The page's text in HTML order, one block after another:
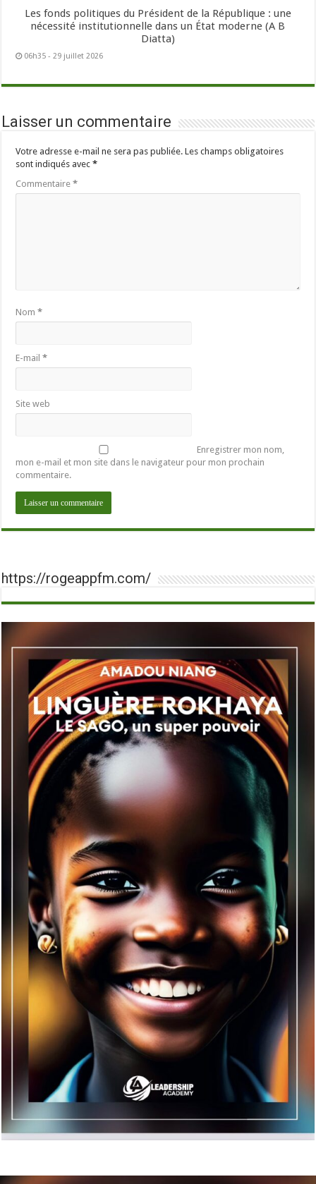
Les fonds politiques du Président de la République : une
nécessité institutionnelle dans un État moderne (A B
Diatta)
06h35 - 29 juillet 2026
Laisser un commentaire
Votre adresse e-mail ne sera pas publiée. Les champs obligatoires
sont indiqués avec*
Commentaire*
Nom*
E-mail*
Site web
Enregistrer mon nom,
mon e-mail et mon site dans le navigateur pour mon prochain
commentaire.
https://rogeappfm.com/